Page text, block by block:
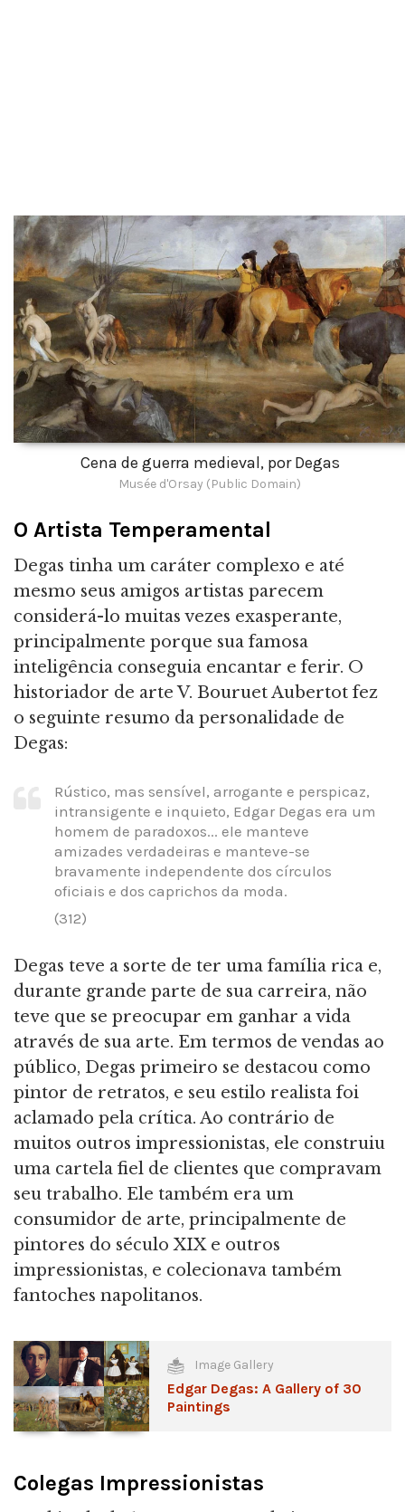
Cena de guerra medieval, por Degas
Musée d'Orsay (Public Domain)
O Artista Temperamental
Degas tinha um caráter complexo e até
mesmo seus amigos artistas parecem
considerá-lo muitas vezes exasperante,
principalmente porque sua famosa
inteligência conseguia encantar e ferir. O
historiador de arte V. Bouruet Aubertot fez
o seguinte resumo da personalidade de
Degas:
Rústico, mas sensível, arrogante e perspicaz,
intransigente e inquieto, Edgar Degas era um
homem de paradoxos... ele manteve
amizades verdadeiras e manteve-se
bravamente independente dos círculos
oficiais e dos caprichos da moda.
(312)
Degas teve a sorte de ter uma família rica e,
durante grande parte de sua carreira, não
teve que se preocupar em ganhar a vida
através de sua arte. Em termos de vendas ao
público, Degas primeiro se destacou como
pintor de retratos, e seu estilo realista foi
aclamado pela crítica. Ao contrário de
muitos outros impressionistas, ele construiu
uma cartela fiel de clientes que compravam
seu trabalho. Ele também era um
consumidor de arte, principalmente de
pintores do século XIX e outros
impressionistas, e colecionava também
fantoches napolitanos.
Image Gallery
Edgar Degas: A Gallery of 30
Paintings
Colegas Impressionistas